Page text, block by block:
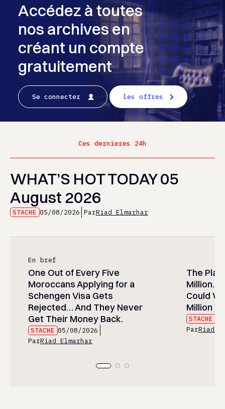
Accédez à toutes
nos archives en
créant un compte
gratuitement
Se connecter les offres
Ces dernieres 24h
WHAT’S HOT TODAY 05
August 2026
STACHE 05/08/2026 ParRiad Elmarhar
En bref
One Out of Every Five
Moroccans Applying for a
Schengen Visa Gets
Rejected… And They Never
Get Their Money Back.
STACHE 05/08/2026
ParRiad Elmarhar
The
Million…
Could
Million
STACHE
ParRiad